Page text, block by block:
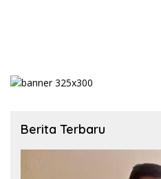
Berita Terbaru